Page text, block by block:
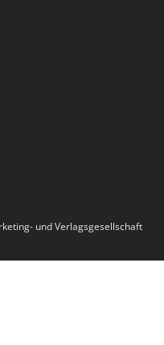
und Verlagsgesellschaft